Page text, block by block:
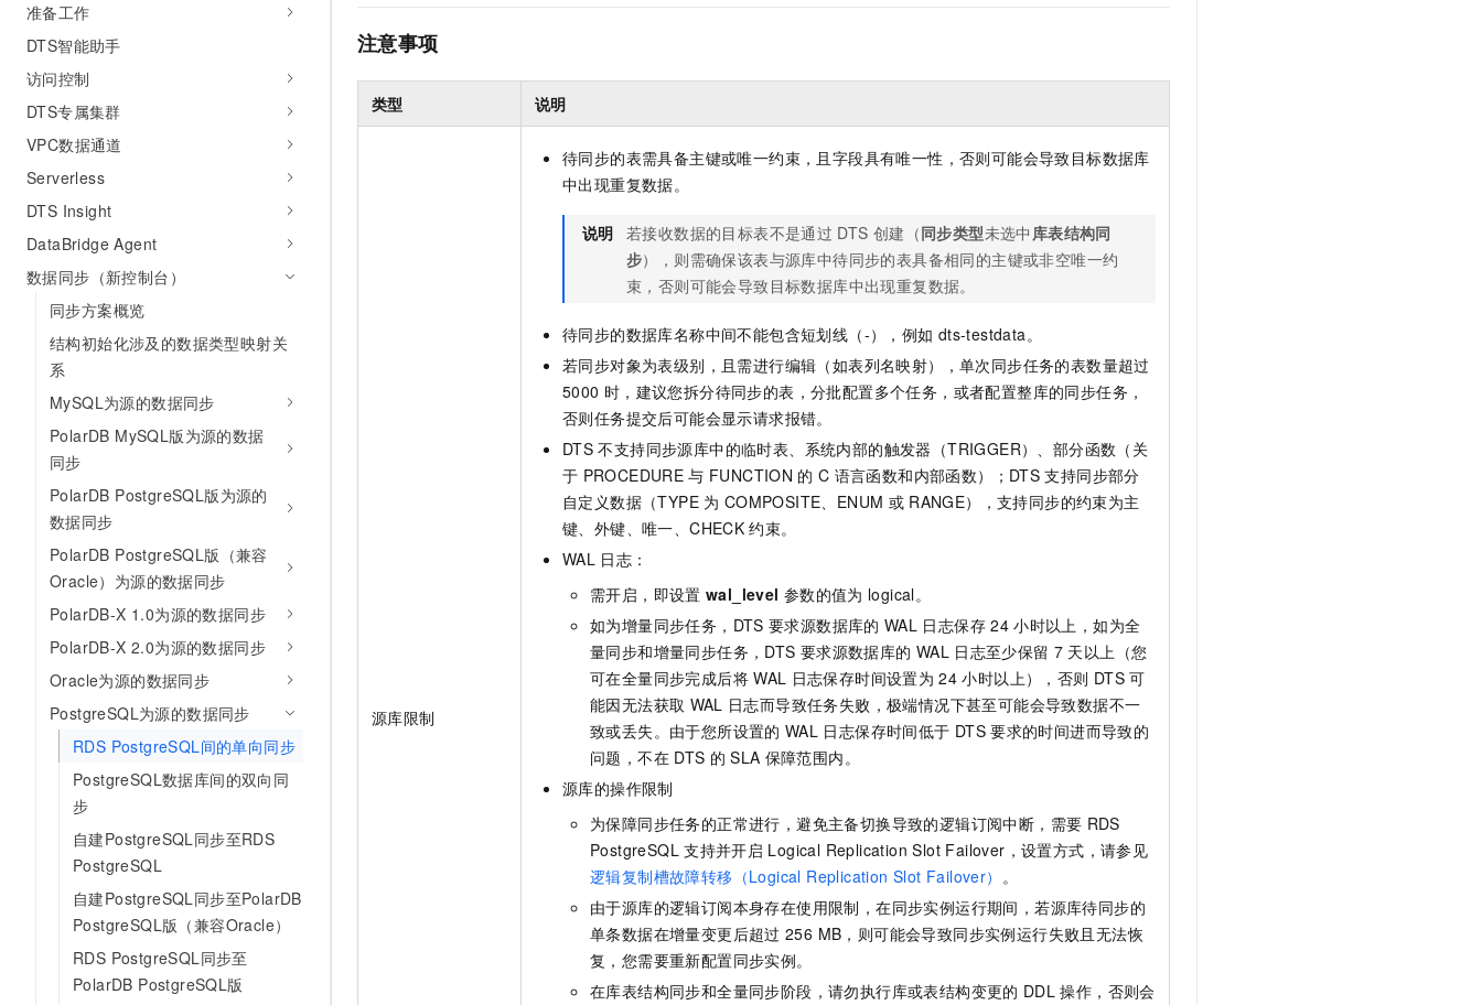
准备工作
DTS智能助手
访问控制
DTS专属集群
VPC数据通道
Serverless
DTS Insight
DataBridge Agent
数据同步（新控制台）
同步方案概览
结构初始化涉及的数据类型映射关
系
MySQL为源的数据同步
PolarDB MySQL版为源的数据
同步
PolarDB PostgreSQL版为源的
数据同步
PolarDB PostgreSQL版（兼容
Oracle）为源的数据同步
PolarDB-X 1.0为源的数据同步
PolarDB-X 2.0为源的数据同步
Oracle为源的数据同步
PostgreSQL为源的数据同步
RDS PostgreSQL间的单向同步
PostgreSQL数据库间的双向同
步
自建PostgreSQL同步至RDS
PostgreSQL
自建PostgreSQL同步至PolarDB
PostgreSQL版（兼容Oracle）
RDS PostgreSQL同步至
PolarDB PostgreSQL版
注意事项
类型 说明
源库限制
待同步的表需具备主键或唯一约束，且字段具有唯一性，否则可能会导致目标数据库
中出现重复数据。
说明 若接收数据的目标表不是通过 DTS 创建（同步类型未选中 库表结构同
步），则需确保该表与源库中待同步的表具备相同的主键或非空唯一约
束，否则可能会导致目标数据库中出现重复数据。
待同步的数据库名称中间不能包含短划线（-），例如 dts-testdata。
若同步对象为表级别，且需进行编辑（如表列名映射），单次同步任务的表数量超过
5000 时，建议您拆分待同步的表，分批配置多个任务，或者配置整库的同步任务，
否则任务提交后可能会显示请求报错。
DTS 不支持同步源库中的临时表、系统内部的触发器（TRIGGER）、部分函数（关
于 PROCEDURE 与 FUNCTION 的 C 语言函数和内部函数）；DTS 支持同步部分
自定义数据（TYPE 为 COMPOSITE、ENUM 或 RANGE），支持同步的约束为主
键、外键、唯一、CHECK 约束。
WAL 日志：
需开启，即设置 wal_level 参数的值为 logical。
如为增量同步任务，DTS 要求源数据库的 WAL 日志保存 24 小时以上，如为全
量同步和增量同步任务，DTS 要求源数据库的 WAL 日志至少保留 7 天以上（您
可在全量同步完成后将 WAL 日志保存时间设置为 24 小时以上），否则 DTS 可
能因无法获取 WAL 日志而导致任务失败，极端情况下甚至可能会导致数据不一
致或丢失。由于您所设置的 WAL 日志保存时间低于 DTS 要求的时间进而导致的
问题，不在 DTS 的 SLA 保障范围内。
源库的操作限制
为保障同步任务的正常进行，避免主备切换导致的逻辑订阅中断，需要 RDS
PostgreSQL 支持并开启 Logical Replication Slot Failover，设置方式，请参见
逻辑复制槽故障转移（Logical Replication Slot Failover） 。
由于源库的逻辑订阅本身存在使用限制，在同步实例运行期间，若源库待同步的
单条数据在增量变更后超过 256 MB，则可能会导致同步实例运行失败且无法恢
复，您需要重新配置同步实例。
在库表结构同步和全量同步阶段，请勿执行库或表结构变更的 DDL 操作，否则会
在线体验全尺寸、多种模态的模型效果
新一代 AI 视频生成模型，深度适配广告营销等场景 AI Native 的算法工程平台，一站式完成建模、训练、推理服务部署 云端极速 AI 应用创作平台
依托云原生高可用架构,实现Dify私有化部署
10 分钟在聊天系统中增加一个 AI 助手
在企业官网、通讯软件中为客户提供 AI 客服
10分钟微调：让0.6B模型媲美235B模型
即刻拥有 DeepSeek-R1 满血版
多种方案随心选，轻松解锁专属 DeepSeek
多模态数据信息提取
超强辅助，Bolt.diy 一步搞定创意建站
通过自然语言交互简化开发流程,全栈开发支持
大数据计算
媒体服务
企业服务与云通信
域名与网站
终端用户计算
Serverless
开发工具
迁移与运维管理
专有云
企业出海
政企业务
助力企业全员 AI 认知与能力提升
行业生态解决方案
开发者生态解决方案
AI 开发和 AI 应用解决方案
400电话
广告营销
定制建站
模板小程序
定制小程序
建站系统